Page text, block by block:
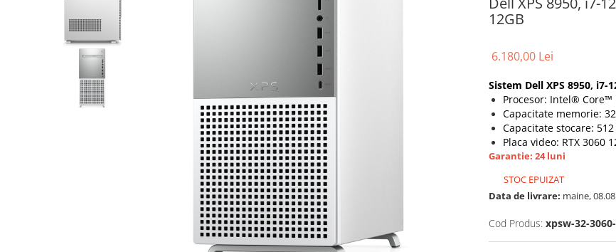
Memorii laptop
Hard Disk-uri laptop
Componente REFURBISHED Laptop
Hard Disk-uri Refurbished
12GB
6.180,00 Lei
Sistem Dell XPS 8950, i7-
Procesor: Intel® Core™
Capacitate memorie: 32
Capacitate stocare: 512
Placa video: RTX 3060
Garantie: 24 luni
STOC EPUIZAT
Data de livrare: maine,
Cod Produs: xpsw-32-